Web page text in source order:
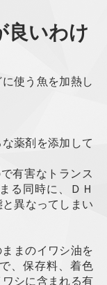
良いわけ
使う魚を加熱し
薬剤を添加して
有害なトランス
る同時に、ＤＨ
異なってしまい
まのイワシ油を
、保存料、着色
シに含まれる有